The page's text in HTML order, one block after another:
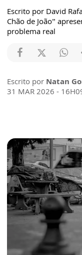
Escrito por David
Chão de João”
problema real
Escrito por Natan
31 MAR 2026 -